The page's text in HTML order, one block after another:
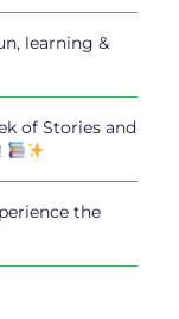
learning &
of Stories and
the